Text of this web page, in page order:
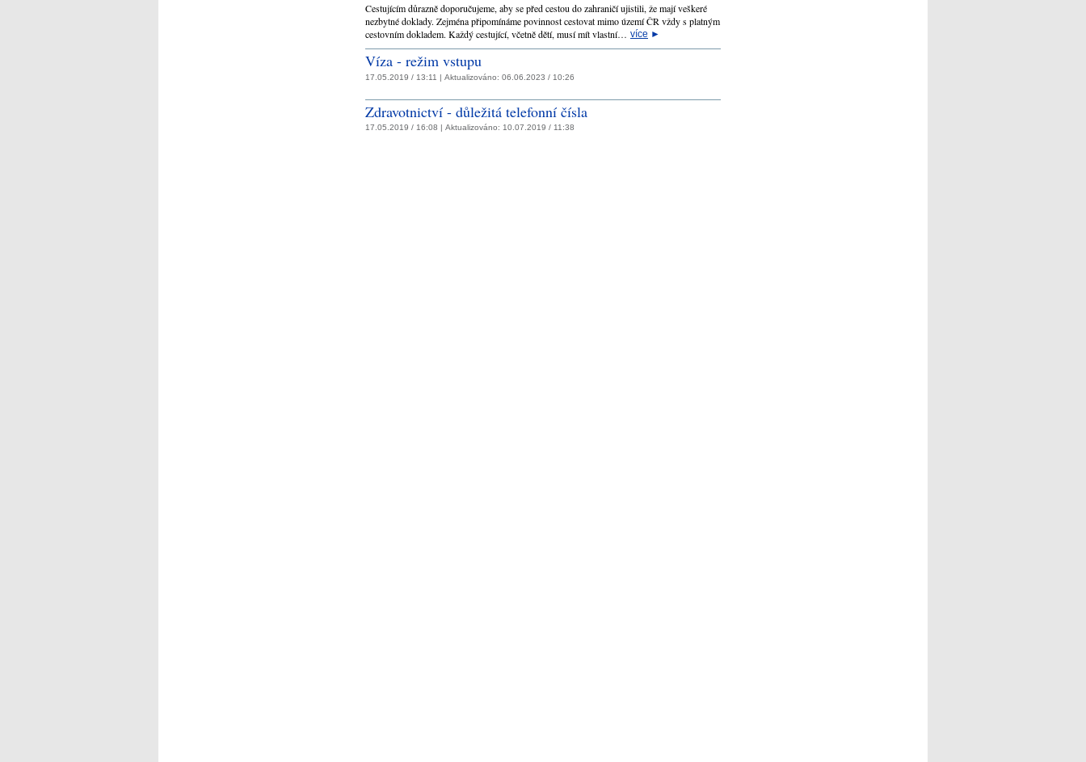
Cestujícím důrazně doporučujeme, aby se před cestou do zahraničí ujistili, že mají veškeré
nezbytné doklady. Zejména připomínáme povinnost cestovat mimo území ČR vždy s platným
cestovním dokladem. Každý cestující, včetně dětí, musí mít vlastní… více ►
Víza - režim vstupu
17.05.2019 / 13:11 | Aktualizováno: 06.06.2023 / 10:26
Zdravotnictví - důležitá telefonní čísla
17.05.2019 / 16:08 | Aktualizováno: 10.07.2019 / 11:38